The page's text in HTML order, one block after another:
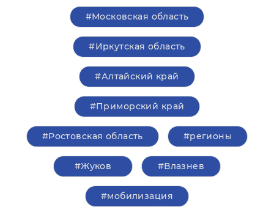
#Московская область
#Иркутская область
#Алтайский край
#Приморский край
#Ростовская область #регионы
#Жуков #Влазнев
#мобилизация